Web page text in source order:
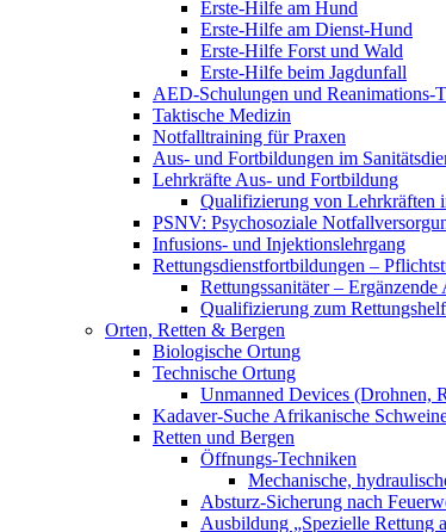
Erste-Hilfe am Hund
Erste-Hilfe am Dienst-Hund
Erste-Hilfe Forst und Wald
Erste-Hilfe beim Jagdunfall
AED-Schulungen und Reanimations-
Taktische Medizin
Notfalltraining für Praxen
Aus- und Fortbildungen im
Lehrkräfte Aus- und Fortbildung
Qualifizierung von Lehrkräften
PSNV: Psychosoziale
Infusions- und Injektionslehrgang
Rettungsdienstfortbildungen –
Rettungssanitäter – Ergänzende
Qualifizierung zum
Orten, Retten & Bergen
Biologische Ortung
Technische Ortung
Unmanned Devices (Drohnen,
Kadaver-Suche Afrikanische
Retten und Bergen
Öffnungs-Techniken
Mechanische,
Absturz-Sicherung nach
Ausbildung „Spezielle Rettung